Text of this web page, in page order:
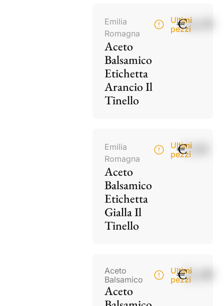
Emilia
Romagna
Aceto
Balsamico
Etichetta
Arancio Il
Tinello
Ultimi
pezzi
€14,50
Emilia
Romagna
Aceto
Balsamico
Etichetta
Gialla Il
Tinello
Ultimi
pezzi
€9,50
Aceto
Balsamico
Aceto
Ultimi
pezzi
€21,00